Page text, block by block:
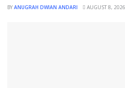
BY ANUGRAH DWIAN ANDARI AUGUST 8, 2026